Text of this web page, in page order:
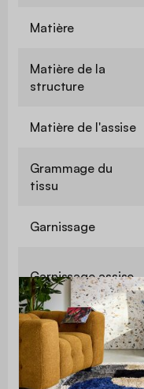
Matière
Matière de la
structure
Matière de l'assise
Grammage du
tissu
Garnissage
Garnissage assise
Garnissage
dossier